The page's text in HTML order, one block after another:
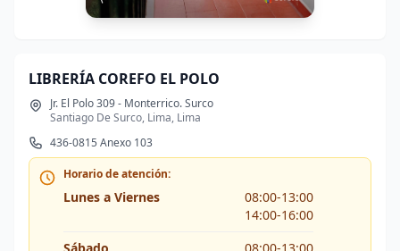
LIBRERÍA COREFO EL POLO
Jr. El Polo 309 - Monterrico. Surco
Santiago De Surco, Lima, Lima
436-0815 Anexo 103
Horario de atención:
Lunes a Viernes
08:00-13:00
14:00-16:00